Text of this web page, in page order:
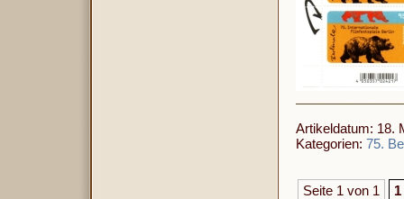
Artikeldatum: 18.
Kategorien: 75.
Seite 1 von 1 1